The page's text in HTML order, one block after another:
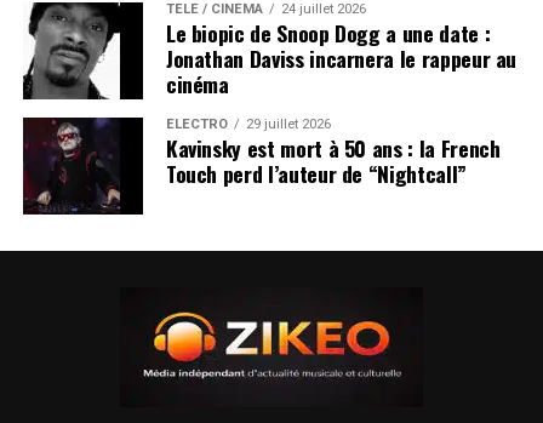
TÉLÉ / CINÉMA 24 juillet 2026
Le biopic de Snoop Dogg a une date :
Jonathan Daviss incarnera le rappeur au
cinéma
ÉLECTRO 29 juillet 2026
Kavinsky est mort à 50 ans : la French
Touch perd l’auteur de “Nightcall”